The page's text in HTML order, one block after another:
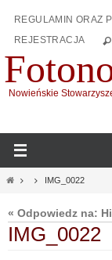
treści
REGULAMIN ORAZ
REJESTRACJA
Nowieńskie
Home IMG_0022
« Odpowiedz na:
IMG_0022